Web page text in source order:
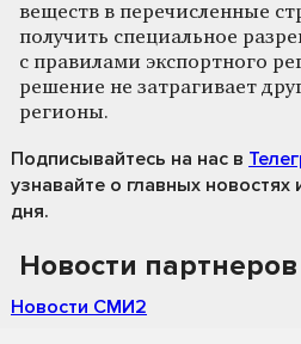
веществ в перечисленные
получить специальное
с правилами экспортного
решение не затрагивает
регионы.
Подписывайтесь на нас в
узнавайте о главных
дня.
Новости партнеров
Новости СМИ2